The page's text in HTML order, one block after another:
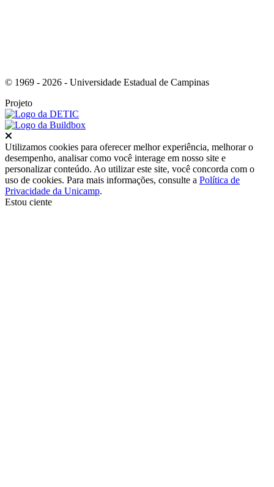
© 1969 - 2026 - Universidade Estadual de Campinas
Projeto
Utilizamos cookies para oferecer melhor experiência, melhorar o
desempenho, analisar como você interage em nosso site e
personalizar conteúdo. Ao utilizar este site, você concorda com o
uso de cookies. Para mais informações, consulte a Política de
Privacidade da Unicamp.
Estou ciente